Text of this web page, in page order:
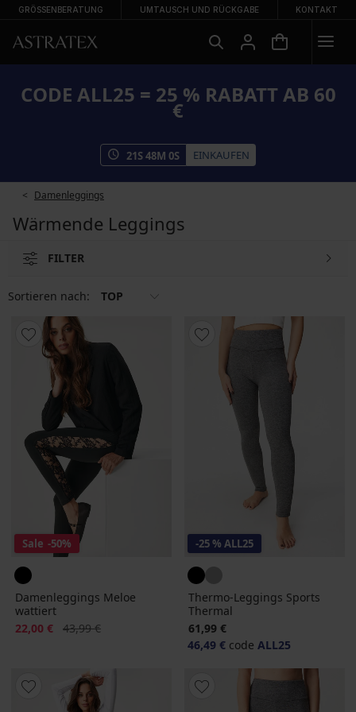
GRÖSSENBERATUNG UMTAUSCH UND RÜCKGABE KONTAKT
CODE ALL25 = 25 % RABATT AB 60
€
21S47M 59S EINKAUFEN
Damenleggings
Wärmende Leggings
FILTER
Sortieren nach: TOP
Sale -50%
Damenleggings Meloe
wattiert
Rabatt
22,00 € Alter Preis
43,99 €
-25 % ALL25
Thermo-Leggings Sports
Thermal
61,99 €
46,49 € code ALL25